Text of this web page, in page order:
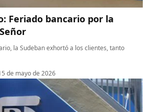
Feriado bancario por la
la Sudeban exhortó a los clientes, tanto
de mayo de 2026